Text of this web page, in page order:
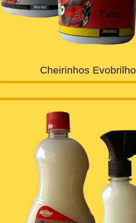
Cheirinhos Evobrilho